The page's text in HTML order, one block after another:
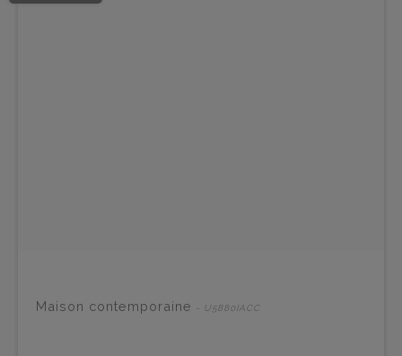
Maison contemporaine - U5880IACC